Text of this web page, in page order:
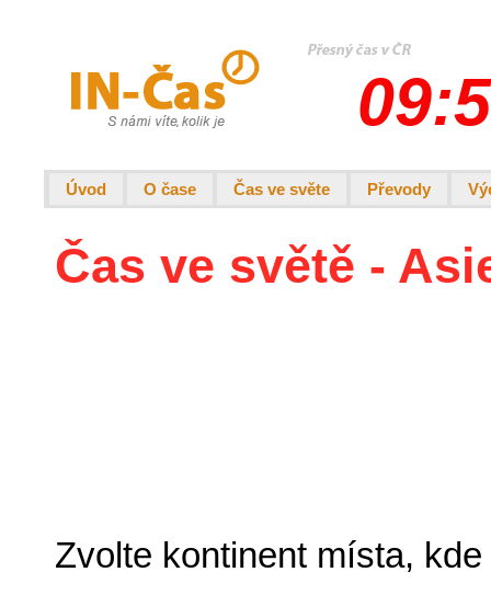
Úvod O čase Čas ve světe Převody
Čas ve světě -
Zvolte kontinent místa,